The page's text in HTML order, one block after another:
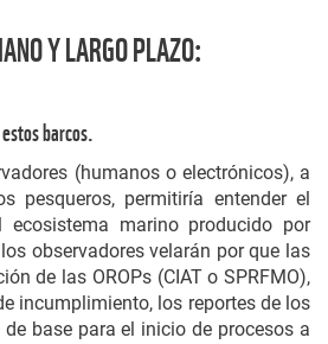
Y LARGO PLAZO:
barcos.
(humanos o electrónicos), a
pesqueros, permitiría entender el
ecosistema marino producido por
observadores velarán por que las
de las OROPs (CIAT o SPRFMO),
incumplimiento, los reportes de los
base para el inicio de procesos a